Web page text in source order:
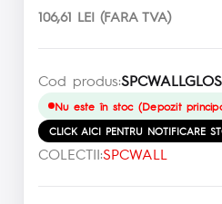
106,61 LEI (FARA TVA)
Cod produs:
Nu este în stoc (Depozit
CLICK AICI PENTRU NOTIFICARE
COLECTII:SPCWALL